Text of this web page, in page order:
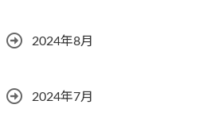
2024年8月
2024年7月